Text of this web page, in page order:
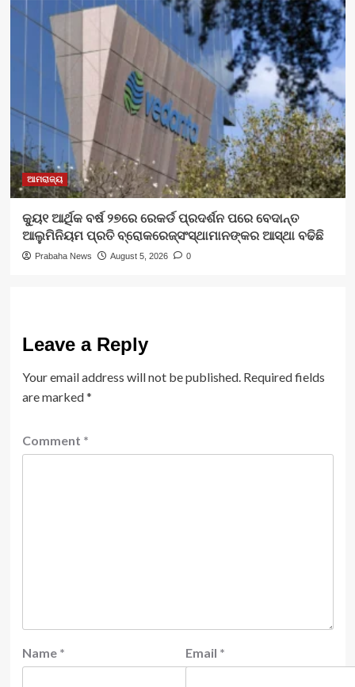
ଆମରାଜ୍ୟ
କ୍ୟୁ୧ ଆର୍ଥିକ ବର୍ଷ ୨୭ରେ ରେକର୍ଡ ପ୍ରଦର୍ଶନ ପରେ ବେଦାନ୍ତ
ଆଲୁମିନିୟମ ପ୍ରତି ବ୍ରୋକରେଜ୍‌ସଂସ୍ଥାମାନଙ୍କର ଆସ୍ଥା ବଢିଛି
Prabaha News August 5, 2026 0
Leave a Reply
Your email address will not be published. Required fields
are marked*
Comment *
Name * Email *